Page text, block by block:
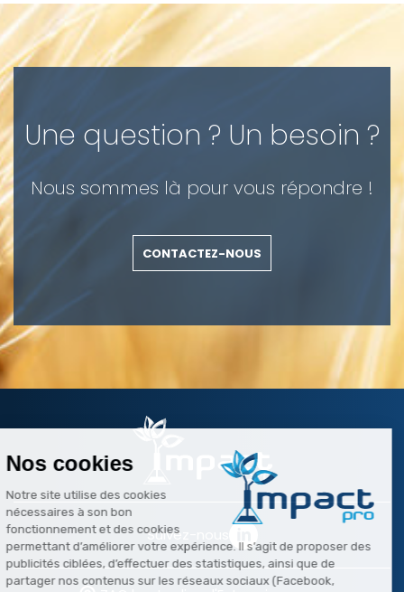
Une question ? Un besoin ?
Nous sommes là pour vous répondre !
CONTACTEZ-NOUS
Suivez-nous